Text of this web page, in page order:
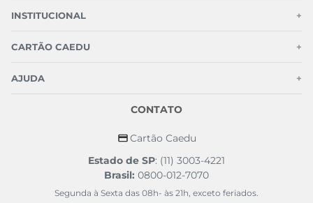
INSTITUCIONAL +
CARTÃO CAEDU +
AJUDA +
CONTATO
Cartão Caedu
Estado de SP: (11) 3003-4221
Brasil: 0800-012-7070
Segunda à Sexta das 08h- às 21h, exceto feriados.